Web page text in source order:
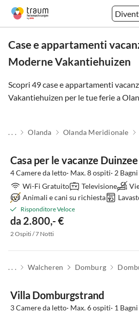
Case e appartamenti
Moderne Vakantiehuizen
Scopri 49 case e appartamenti
Vakantiehuizen per le tue ferie a
. . . Olanda Olanda Meridionale
Casa per le vacanze
4 Camere da letto· Max. 8 ospiti· 2 Bagni
Wi-Fi Gratuito
Televisione
Animali e cani su richiesta
Risponditore Veloce
da 2.800,- €
2 Ospiti / 7 Notti
. . . Walcheren Domburg
Villa Domburgstrand
3 Camere da letto· Max. 6 ospiti· 1 Bagni